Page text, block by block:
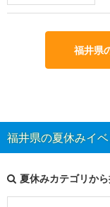
福井県
福井県の夏休みイ
夏休みカテゴリか